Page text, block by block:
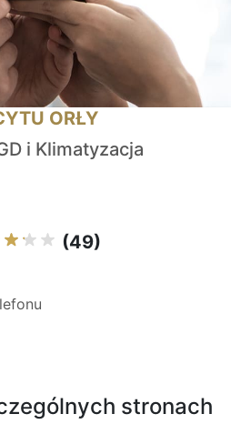
ORŁY
i Klimatyzacja
(49)
stronach